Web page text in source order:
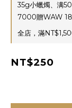
35g小蠟燭、满
7000贈WAW
全店，滿
NT$250